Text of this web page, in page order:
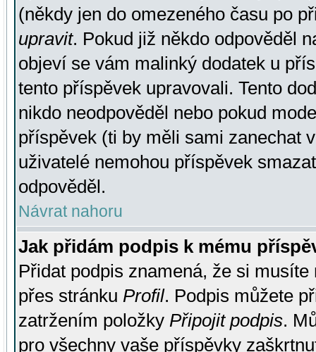
(někdy jen do omezeného času po
upravit. Pokud již někdo odpověděl
objeví se vám malinký dodatek u
tento příspěvek upravovali. Tento
nikdo neodpověděl nebo pokud
příspěvek (ti by měli sami zanechat
uživatelé nemohou příspěvek
odpověděl.
Návrat nahoru
Jak přidám podpis k mému
Přidat podpis znamená, že si
přes stránku Profil. Podpis můžete
zatržením položky Připojit podpis.
pro všechny vaše příspěvky